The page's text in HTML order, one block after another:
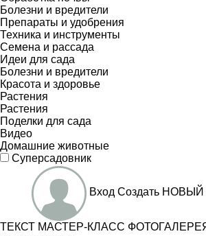
Болезни и вредители
Препараты и удобрения
Техника и инструменты
Семена и рассада
Идеи для сада
Болезни и вредители
Красота и здоровье
Растения
Растения
Поделки для сада
Видео
Домашние животные
Суперсадовник
Вход Создать НОВЫЙ
ТЕКСТ МАСТЕР-КЛАСС